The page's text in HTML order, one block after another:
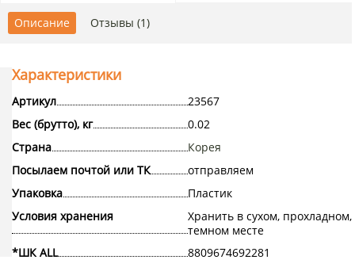
Описание Отзывы (1)
Характеристики
Артикул
23567
Вес (брутто), кг
0.02
Страна
Корея
Посылаем почтой или ТК
отправляем
Упаковка
Пластик
Условия хранения
Хранить в сухом, прохладном,
темном месте
*ШК ALL
8809674692281